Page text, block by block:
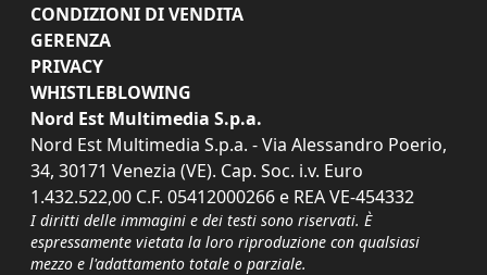
CONDIZIONI DI VENDITA
GERENZA
PRIVACY
WHISTLEBLOWING
Nord Est Multimedia S.p.a.
Nord Est Multimedia S.p.a. - Via Alessandro Poerio,
34, 30171 Venezia (VE). Cap. Soc. i.v. Euro
1.432.522,00 C.F. 05412000266 e REA VE-454332
I diritti delle immagini e dei testi sono riservati. È
espressamente vietata la loro riproduzione con qualsiasi
mezzo e l'adattamento totale o parziale.